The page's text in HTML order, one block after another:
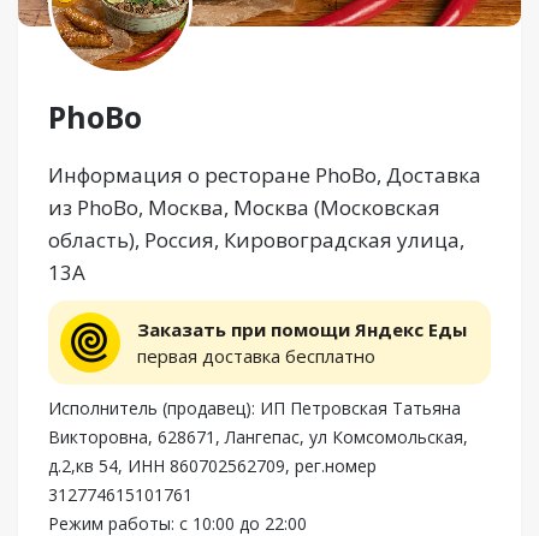
PhoBo
Информация о ресторане PhoBo, Доставка
из PhoBo, Москва, Москва (Московская
область), Россия, Кировоградская улица,
13А
Заказать при помощи Яндекс Еды
первая доставка бесплатно
Исполнитель (продавец): ИП Петровская Татьяна
Викторовна, 628671, Лангепас, ул Комсомольская,
д.2,кв 54, ИНН 860702562709, рег.номер
312774615101761
Режим работы: с 10:00 до 22:00